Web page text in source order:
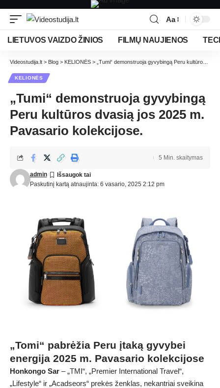
Aa
LIETUVOS VAIZDO ŽINIOS FILMŲ NAUJIENOS
Videostudija.lt > Blog > KELIONĖS > „Tumi“ demonstruoja gyvybingą Peru kultūros dvasią jos 2025 m. Pavasario kolekcijose.
KELIONĖS
„Tumi“ demonstruoja gyvybingą
Peru kultūros dvasią jos 2025 m.
Pavasario kolekcijose.
Paskutinį kartą atnaujinta: 6 vasario, 2025 2:12 pm
admin
5 Min. skaitymas
„Tomi“ pabrėžia Peru įtaką gyvybei
energija 2025 m. Pavasario kolekcijose
Honkongo Sar – „TMI“, „Premier International Travel“,
„Lifestyle“ ir „Acadseors“ prekės ženklas, nekantriai sveikina